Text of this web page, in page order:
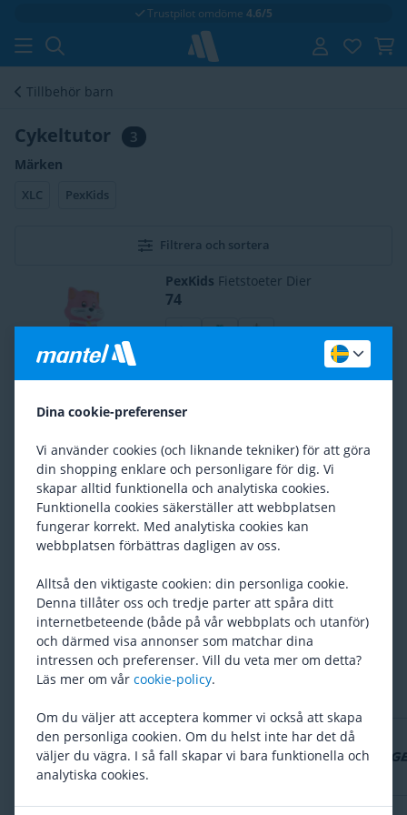
Fri fraktvid 699 kr
Tillbehör barn
Cykeltutor 3
Märken
XLC PexKids
Filtrera och sortera
PexKids Fietstoeter Dier
74
Från 84
XLCTuta
103
Är du nöjd med vårt utbud?
Ja Nej
Dina cookie-preferenser
Vi använder cookies (och liknande tekniker) för att göra
din shopping enklare och personligare för dig. Vi
skapar alltid funktionella och analytiska cookies.
Funktionella cookies säkerställer att webbplatsen
fungerar korrekt. Med analytiska cookies kan
webbplatsen förbättras dagligen av oss.
Alltså den viktigaste cookien: din personliga cookie.
Denna tillåter oss och tredje parter att spåra ditt
internetbeteende (både på vår webbplats och utanför)
och därmed visa annonser som matchar dina
intressen och preferenser. Vill du veta mer om detta?
Läs mer om vår cookie-policy.
Om du väljer att acceptera kommer vi också att skapa
den personliga cookien. Om du helst inte har det då
väljer du vägra. I så fall skapar vi bara funktionella och
analytiska cookies.